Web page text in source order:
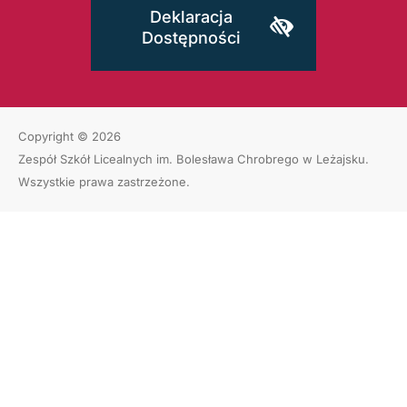
Deklaracja
Dostępności
Copyright © 2026
Zespół Szkół Licealnych im. Bolesława Chrobrego w Leżajsku.
Wszystkie prawa zastrzeżone.